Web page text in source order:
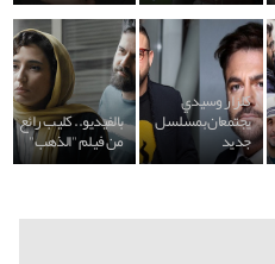
كلزار وسيدي
يجتمعان بمسلسل
جديد
بالفيديو.. كليب رائع
من فيلم "الذهب"